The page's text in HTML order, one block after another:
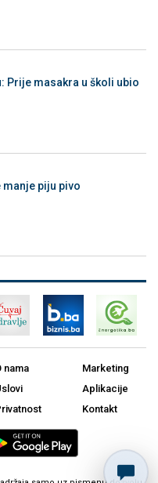
Prije masakra u školi ubio
piju pivo
nama
Marketing
Aplikacije
Kontakt